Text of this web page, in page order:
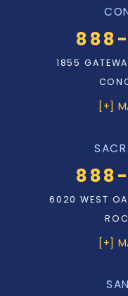
1855
[+]
6020 WEST
[+]